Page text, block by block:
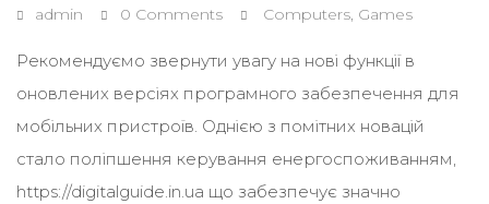
admin 0 Comments Computers, Games
Рекомендуємо звернути увагу на нові функції в
оновлених версіях програмного забезпечення для
мобільних пристроїв. Однією з помітних новацій
стало поліпшення керування енергоспоживанням,
https://digitalguide.in.ua що забезпечує значно